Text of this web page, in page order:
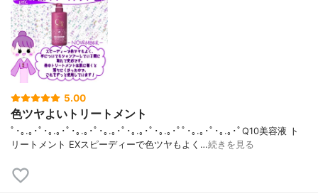
5.00
色ツヤよいトリートメント
ﾟ･｡.｡･ﾟ･｡.｡･ﾟ･｡.｡･ﾟ･｡.｡･ﾟ･｡.｡･ﾟ･｡.｡･ﾟﾟ･｡.｡･ﾟ･｡.｡･ﾟQ10美容液 ト
リートメント EXスピーディーで色ツヤもよく…続きを見る